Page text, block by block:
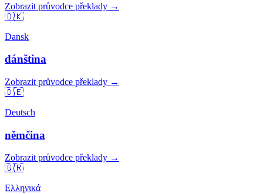
Zobrazit průvodce překlady →
🇩🇰
Dansk
dánština
Zobrazit průvodce překlady →
🇩🇪
Deutsch
němčina
Zobrazit průvodce překlady →
🇬🇷
Ελληνικά